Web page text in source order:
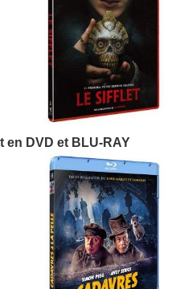
en DVD et BLU-RAY